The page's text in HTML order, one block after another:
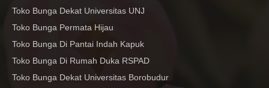
Toko Bunga Dekat Universitas UNJ
Toko Bunga Permata Hijau
Toko Bunga Di Pantai Indah Kapuk
Toko Bunga Di Rumah Duka RSPAD
Toko Bunga Dekat Universitas Borobudur